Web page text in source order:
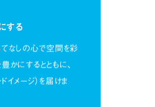
する
なしの心で空間を彩
かにするとともに、
イメージ）を届けま